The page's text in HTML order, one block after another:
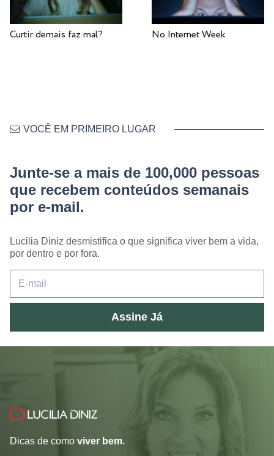
Curtir demais faz mal? No Internet Week
VOCÊ EM PRIMEIRO LUGAR
Junte-se a mais de 100,000 pessoas
que recebem conteúdos semanais
por e-mail.
Lucilia Diniz desmistifica o que significa viver bem a vida,
por dentro e por fora.
Assine Já
Dicas de como viver bem.